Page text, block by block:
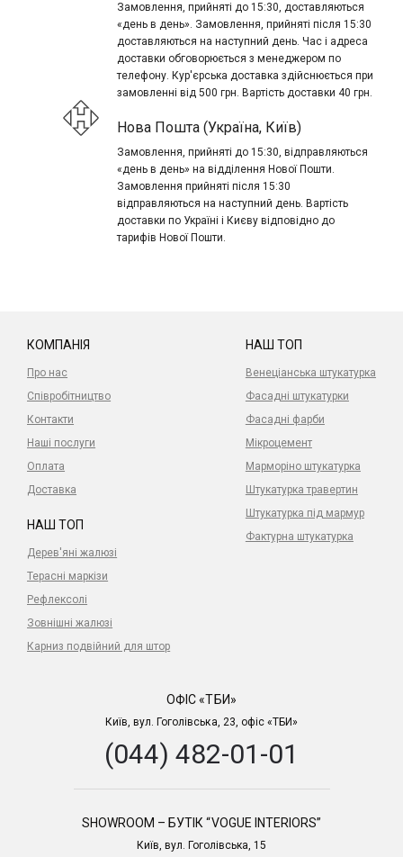
Замовлення, прийняті до 15:30, доставляються
«день в день». Замовлення, прийняті після 15:30
доставляються на наступний день. Час і адреса
доставки обговорюється з менеджером по
телефону. Кур'єрська доставка здійснюється при
замовленні від 500 грн. Вартість доставки 40 грн.
Нова Пошта (Україна, Київ)
Замовлення, прийняті до 15:30, відправляються
«день в день» на відділення Нової Пошти.
Замовлення прийняті після 15:30
відправляються на наступний день. Вартість
доставки по Україні і Києву відповідно до
тарифів Нової Пошти.
КОМПАНІЯ
Про нас
Співробітництво
Контакти
Наші послуги
Оплата
Доставка
НАШ ТОП
Венеціанська штукатурка
Фасадні штукатурки
Фасадні фарби
Мікроцемент
Марморіно штукатурка
Штукатурка травертин
Штукатурка під мармур
Фактурна штукатурка
НАШ ТОП
Дерев'яні жалюзі
Терасні маркізи
Рефлексолі
Зовнішні жалюзі
Карниз подвійний для штор
ОФІС «ТБИ»
Київ, вул. Гоголівська, 23, офіс «ТБИ»
(044) 482-01-01
SHOWROOM – БУТІК “VOGUE INTERIORS”
Київ, вул. Гоголівська, 15